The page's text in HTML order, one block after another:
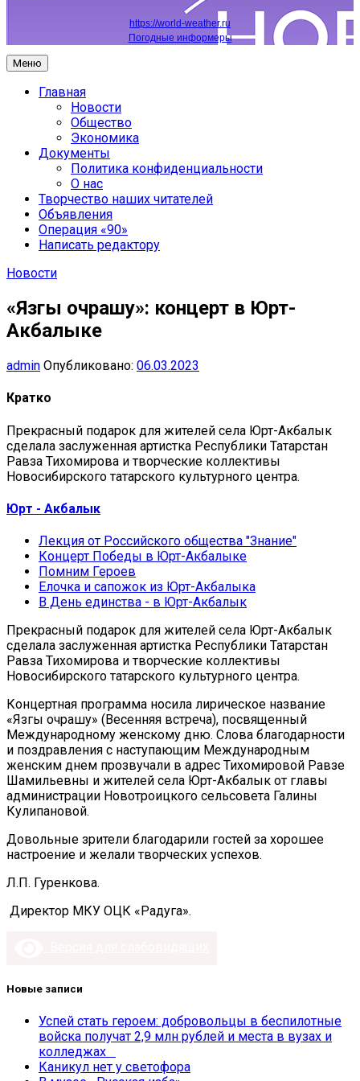
https://world-weather.ru
Погодные информеры
Меню
Главная
Новости
Общество
Экономика
Документы
Политика конфиденциальности
О нас
Творчество наших читателей
Объявления
Операция «90»
Написать редактору
Новости
«Язгы очрашу»: концерт в Юрт-
Акбалыке
admin Опубликовано: 06.03.2023
Кратко
Прекрасный подарок для жителей села Юрт-Акбалык
сделала заслуженная артистка Республики Татарстан
Равза Тихомирова и творческие коллективы
Новосибирского татарского культурного центра.
Юрт - Акбалык
Лекция от Российского общества "Знание"
Концерт Победы в Юрт-Акбалыке
Помним Героев
Елочка и сапожок из Юрт-Акбалыка
В День единства - в Юрт-Акбалык
Прекрасный подарок для жителей села Юрт-Акбалык
сделала заслуженная артистка Республики Татарстан
Равза Тихомирова и творческие коллективы
Новосибирского татарского культурного центра.
Концертная программа носила лирическое название
«Язгы очрашу» (Весенняя встреча), посвященный
Международному женскому дню. Слова благодарности
и поздравления с наступающим Международным
женским днем прозвучали в адрес Тихомировой Равзе
Шамильевны и жителей села Юрт-Акбалык от главы
администрации Новотроицкого сельсовета Галины
Кулипановой.
Довольные зрители благодарили гостей за хорошее
настроение и желали творческих успехов.
Л.П. Гуренкова.
Директор МКУ ОЦК «Радуга».
Новые записи
Успей стать героем: добровольцы в беспилотные
войска получат 2,9 млн рублей и места в вузах и
колледжах
Каникул нет у светофора